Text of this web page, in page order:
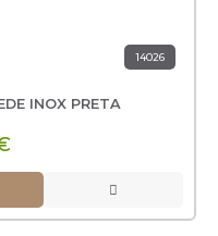
14026
INOX PRETA